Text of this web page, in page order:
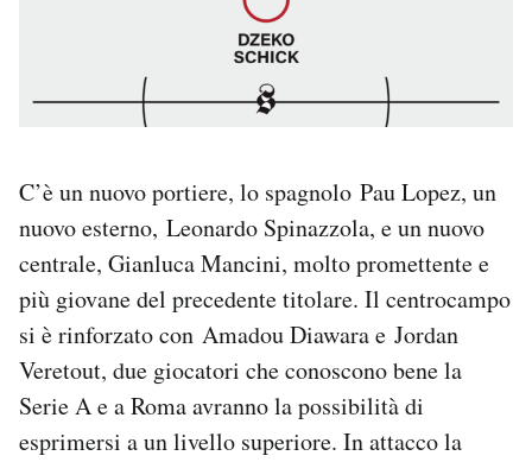
C’è un nuovo portiere, lo spagnolo Pau Lopez, un
nuovo esterno, Leonardo Spinazzola, e un nuovo
centrale, Gianluca Mancini, molto promettente e
più giovane del precedente titolare. Il centrocampo
si è rinforzato con Amadou Diawara e Jordan
Veretout, due giocatori che conoscono bene la
Serie A e a Roma avranno la possibilità di
esprimersi a un livello superiore. In attacco la